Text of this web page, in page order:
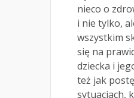
nieco o
i nie tylko,
wszystkim
się na
dziecka i
też jak
sytuacjach,